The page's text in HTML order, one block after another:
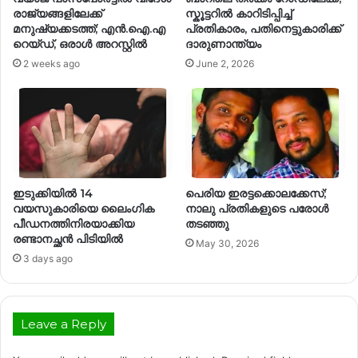
രാജ്യങ്ങളിലേക്ക്
മനുഷ്യക്കടത്ത്; എൻ.ഐ.എ
റെയ്ഡ്, ഒരാൾ അറസ്റ്റിൽ
2 weeks ago
സ്കൂട്ടറിൽ കാറിടിപ്പിച്ച്
പ്രതികാരം, പതിനെട്ടുകാരിക്ക്
ദാരുണാന്ത്യം
June 2, 2026
ഇടുക്കിയിൽ 14
വയസുകാരിയെ ലൈംഗിക
പീഡനത്തിനിരയാക്കിയ
രണ്ടാനച്ഛൻ പിടിയിൽ
3 days ago
പെരിയ ഇരട്ടക്കൊലക്കേസ്;
നാലു പ്രതികളുടെ പരോൾ
തടഞ്ഞു
May 30, 2026
Leave a Reply